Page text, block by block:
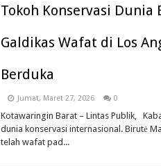
Tokoh Konservasi Dunia
Galdikas Wafat di Los
Berduka
Jumat, Maret 27, 2026 0
Kotawaringin Barat – Lintas Publik,
dunia konservasi internasional. Birutė
telah wafat pad...